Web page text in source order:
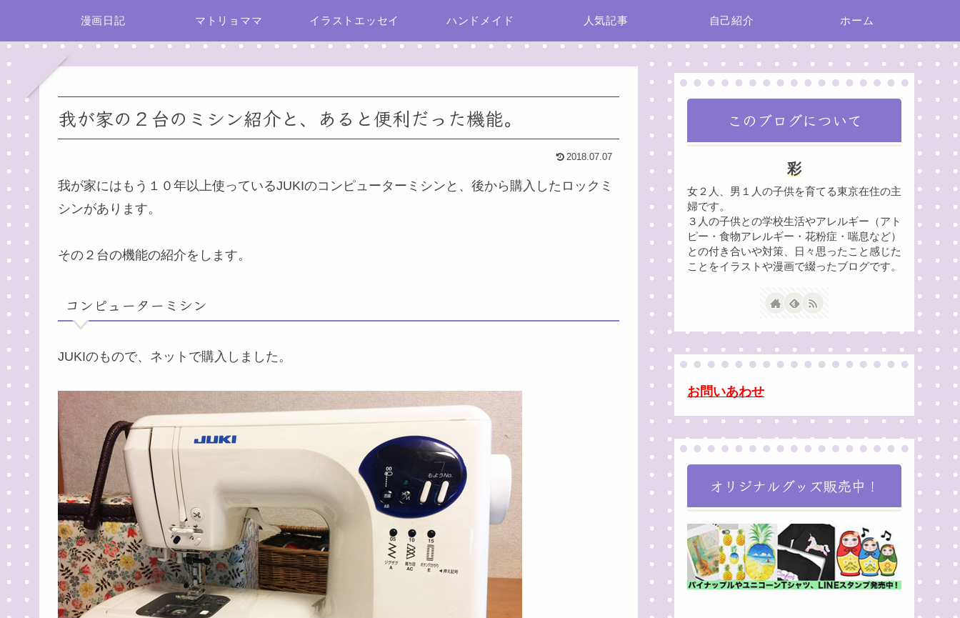
漫画日記 マトリョママ イラストエッセイ ハンドメイド 人気記事 自己紹介 ホーム
我が家の２台のミシン紹介と、あると便利だった機能。
2018.07.07
我が家にはもう１０年以上使っているJUKIのコンピューターミシンと、後から購入したロックミ
シンがあります。
その２台の機能の紹介をします。
コンピューターミシン
JUKIのもので、ネットで購入しました。
このブログについて
彩
女２人、男１人の子供を育てる東京在住の主
婦です。
３人の子供との学校生活やアレルギー（アト
ピー・食物アレルギー・花粉症・喘息など）
との付き合いや対策、日々思ったこと感じた
ことをイラストや漫画で綴ったブログです。
お問いあわせ
オリジナルグッズ販売中！